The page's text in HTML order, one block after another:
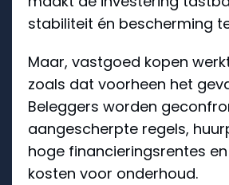
stabiliteit én bescherming
Maar, vastgoed kopen
zoals dat voorheen het
Beleggers worden
aangescherpte regels,
hoge financieringsrentes
kosten voor onderhoud.